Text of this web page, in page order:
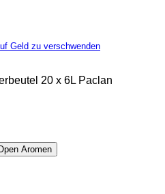
Geld zu verschwenden
20 x 6L Paclan
Aromen